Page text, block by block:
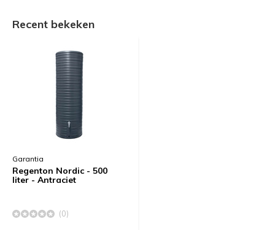
Recent bekeken
Garantia
Regenton Nordic - 500
liter - Antraciet
(0)